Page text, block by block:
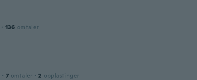
· 136 omtaler
· 7 omtaler · 2 opplastinger